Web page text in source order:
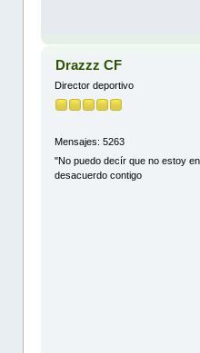
Drazzz CF
Director deportivo
Mensajes: 5263
"No puedo decír que no estoy en
desacuerdo contigo